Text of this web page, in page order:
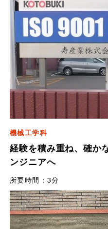
機械工学科
経験を積み重ね、確か
ンジニアへ
所要時間： 3分